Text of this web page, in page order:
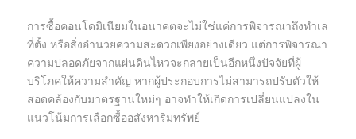
การซื้อคอนโดมิเนียมในอนาคตจะไม่ใช่แค่การพิจารณาถึงทำเล
ที่ตั้ง หรือสิ่งอำนวยความสะดวกเพียงอย่างเดียว แต่การพิจารณา
ความปลอดภัยจากแผ่นดินไหวจะกลายเป็นอีกหนึ่งปัจจัยที่ผู้
บริโภคให้ความสำคัญ หากผู้ประกอบการไม่สามารถปรับตัวให้
สอดคล้องกับมาตรฐานใหม่ๆ อาจทำให้เกิดการเปลี่ยนแปลงใน
แนวโน้มการเลือกซื้ออสังหาริมทรัพย์